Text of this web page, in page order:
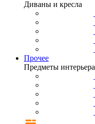
Диваны и кресла
Прочее
Предметы интерьера